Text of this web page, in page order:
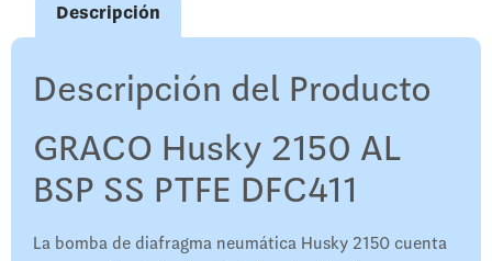
Descripción
Descripción del Producto
GRACO Husky 2150 AL
BSP SS PTFE DFC411
La bomba de diafragma neumática Husky 2150 cuenta